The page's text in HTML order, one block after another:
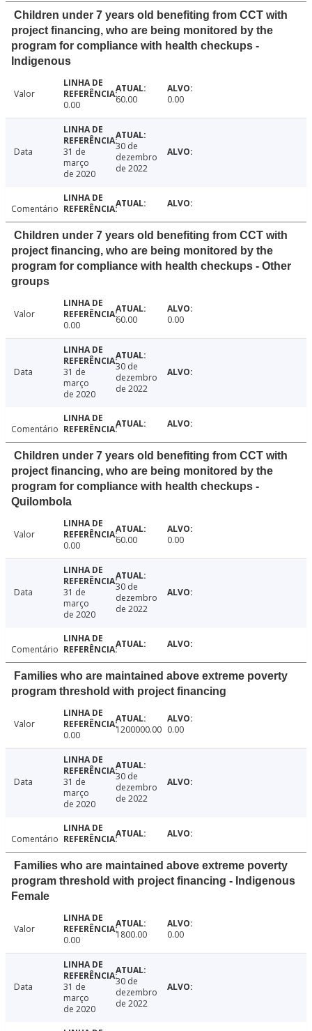
Children under 7 years old benefiting from CCT with
project financing, who are being monitored by the
program for compliance with health checkups -
Indigenous
Valor
0.00
60.00 0.00
Data
31 de
março
de 2020
30 de
dezembro
de 2022
Comentário
Children under 7 years old benefiting from CCT with
project financing, who are being monitored by the
program for compliance with health checkups - Other
groups
Valor
0.00
60.00 0.00
Data
31 de
março
de 2020
30 de
dezembro
de 2022
Comentário
Children under 7 years old benefiting from CCT with
project financing, who are being monitored by the
program for compliance with health checkups -
Quilombola
Valor
0.00
60.00 0.00
Data
31 de
março
de 2020
30 de
dezembro
de 2022
Comentário
Families who are maintained above extreme poverty
program threshold with project financing
Valor
0.00
1200000.00 0.00
Data
31 de
março
de 2020
30 de
dezembro
de 2022
Comentário
Families who are maintained above extreme poverty
program threshold with project financing - Indigenous
Female
Valor
0.00
1800.00 0.00
Data
31 de
março
de 2020
30 de
dezembro
de 2022